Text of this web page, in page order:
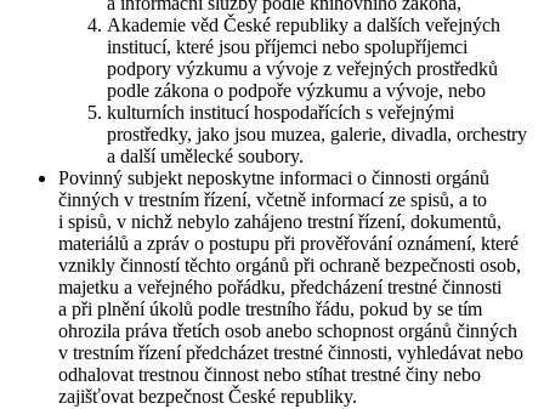
Akademie věd České republiky a dalších veřejných
institucí, které jsou příjemci nebo spolupříjemci
podpory výzkumu a vývoje z veřejných prostředků
podle zákona o podpoře výzkumu a vývoje, nebo
kulturních institucí hospodařících s veřejnými
prostředky, jako jsou muzea, galerie, divadla, orchestry
a další umělecké soubory.
Povinný subjekt neposkytne informaci o činnosti orgánů
činných v trestním řízení, včetně informací ze spisů, a to
i spisů, v nichž nebylo zahájeno trestní řízení, dokumentů,
materiálů a zpráv o postupu při prověřování oznámení, které
vznikly činností těchto orgánů při ochraně bezpečnosti osob,
majetku a veřejného pořádku, předcházení trestné činnosti
a při plnění úkolů podle trestního řádu, pokud by se tím
ohrozila práva třetích osob anebo schopnost orgánů činných
v trestním řízení předcházet trestné činnosti, vyhledávat nebo
odhalovat trestnou činnost nebo stíhat trestné činy nebo
zajišťovat bezpečnost České republiky.